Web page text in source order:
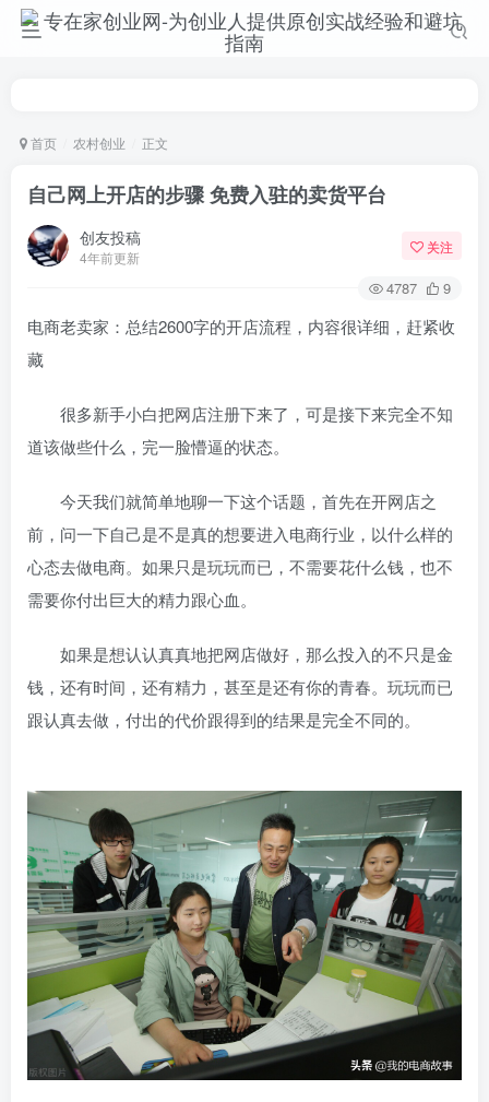
首页 农村创业 正文
自己网上开店的步骤 免费入驻的卖货平台
创友投稿
4年前更新
关注
4787 9
电商老卖家：总结2600字的开店流程，内容很详细，赶紧收
藏
很多新手小白把网店注册下来了，可是接下来完全不知
道该做些什么，完一脸懵逼的状态。
今天我们就简单地聊一下这个话题，首先在开网店之
前，问一下自己是不是真的想要进入电商行业，以什么样的
心态去做电商。如果只是玩玩而已，不需要花什么钱，也不
需要你付出巨大的精力跟心血。
如果是想认认真真地把网店做好，那么投入的不只是金
钱，还有时间，还有精力，甚至是还有你的青春。玩玩而已
跟认真去做，付出的代价跟得到的结果是完全不同的。